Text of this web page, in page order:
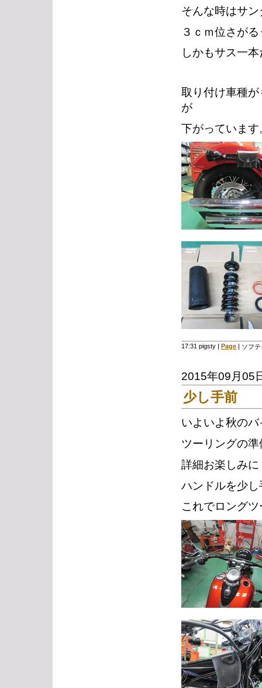
そんな時はサ
３ｃｍ位さが
しかもサス一
取り付け車種
が
下がっていま
17:31 pigsty Page ソフ
2015年09月05
少し手前
いよいよ秋の
ツーリングの
詳細お楽しみに
ハンドルを少
これでロング